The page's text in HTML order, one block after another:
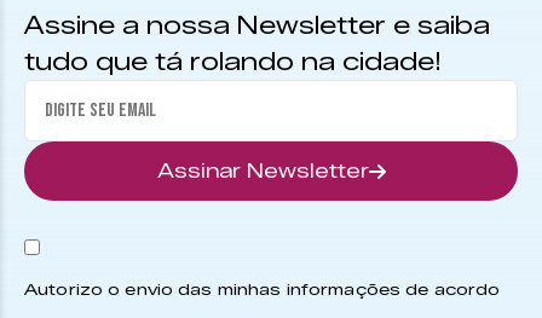
Assine a nossa Newsletter e saiba
tudo que tá rolando na cidade!
Assinar Newsletter
Autorizo o envio das minhas informações de acordo